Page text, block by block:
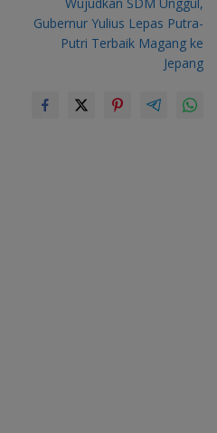
Gubernur Yulius Lepas Putra-
Putri Terbaik Magang ke
Jepang